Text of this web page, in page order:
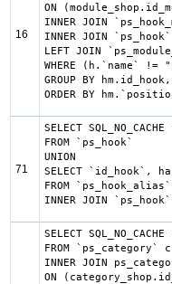
16
ON
INNER JOIN
INNER JOIN
LEFT JOIN
WHERE (h.`name`
GROUP BY
ORDER BY
71
SELECT
FROM `ps_hook`
UNION
SELECT `id_hook`,
FROM
INNER JOIN
SELECT
FROM `ps_category` c
INNER JOIN
ON